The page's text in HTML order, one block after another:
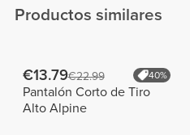
Productos similares
€13.79€22.99 40%
Pantalón Corto de Tiro
Alto Alpine